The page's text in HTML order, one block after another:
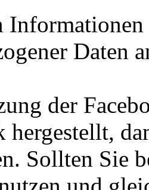
Daten
der
hergestellt,
Sollten Sie